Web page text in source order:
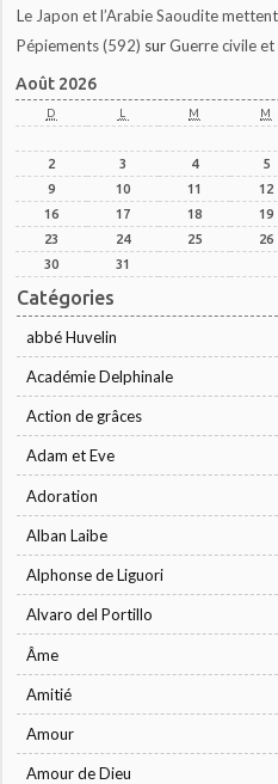
Le Japon et l’Arabie Saoudite
Pépiements (592) surGuerre civile
Août 2026
D L M M
2
3 4 5
9
10 11 12
16
17 18 19
23
24 25 26
30
31
Catégories
abbé Huvelin
Académie Delphinale
Action de grâces
Adam et Eve
Adoration
Alban Laibe
Alphonse de Liguori
Alvaro del Portillo
Âme
Amitié
Amour
Amour de Dieu